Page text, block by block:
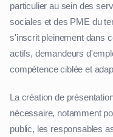
particulier au sein des
sociales et des PME du
s'inscrit pleinement dans
actifs, demandeurs
compétence ciblée et
La création de
nécessaire, notamment
public, les responsables